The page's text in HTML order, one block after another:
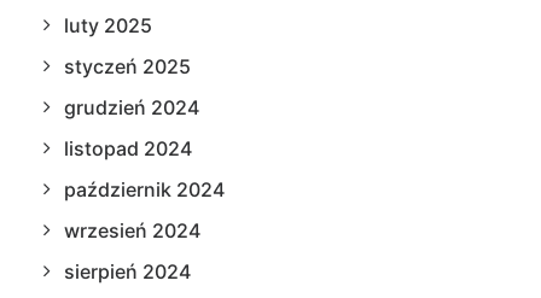
luty 2025
styczeń 2025
grudzień 2024
listopad 2024
październik 2024
wrzesień 2024
sierpień 2024